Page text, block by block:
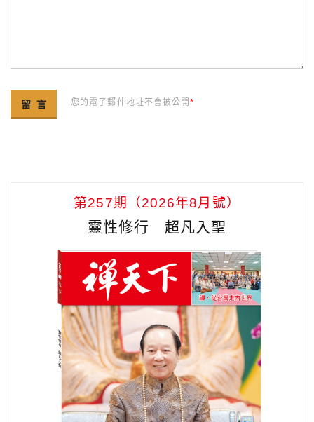
您的電子郵件地址不會被公開*
第257期（2026年8月號）
靈性修行 超凡入聖